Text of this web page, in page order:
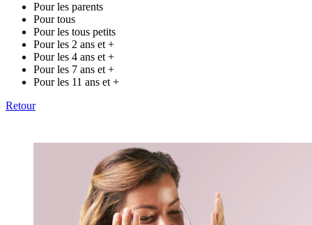
Pour les parents
Pour tous
Pour les tous petits
Pour les 2 ans et +
Pour les 4 ans et +
Pour les 7 ans et +
Pour les 11 ans et +
Retour